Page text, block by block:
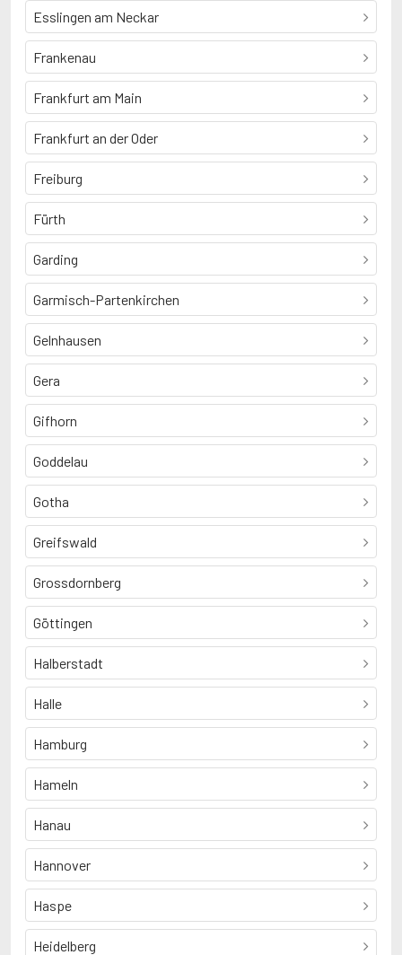
Esslingen am Neckar
Frankenau
Frankfurt am Main
Frankfurt an der Oder
Freiburg
Fürth
Garding
Garmisch-Partenkirchen
Gelnhausen
Gera
Gifhorn
Goddelau
Gotha
Greifswald
Grossdornberg
Göttingen
Halberstadt
Halle
Hamburg
Hameln
Hanau
Hannover
Haspe
Heidelberg